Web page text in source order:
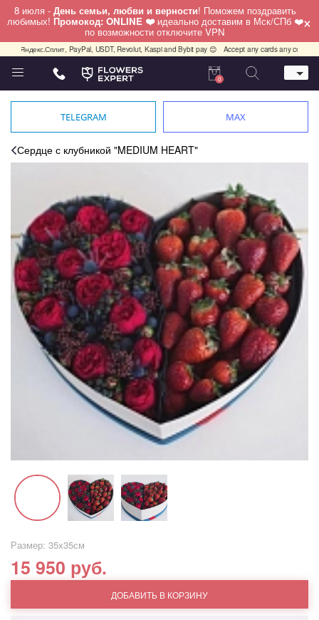
8 июля - День семьи, любви и верности! Поможем поздравить
любимых! Промокод: ONLINE ❤️ идеально доставим в Мск/СПб ❤️
по возможности отключите VPN ×
PayPal, USDT, Revolut, Kaspi and Bybit pay 😊 Accept any cards any country,
Телефон
+7 (812) 425 36 05
Санкт-Петербург,
работаем круглосуточно
0
TELEGRAM MAX
Сердце с клубникой "MEDIUM HEART"
Размер: 35х35см
15 950 руб.
ДОБАВИТЬ В КОРЗИНУ